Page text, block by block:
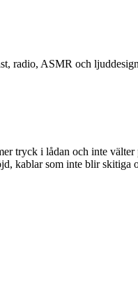
radio, ASMR och
tryck i lådan och inte
kablar som inte blir skitiga